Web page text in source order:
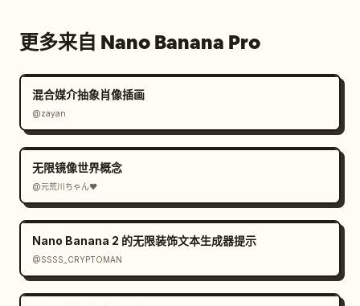
更多来自 Nano Banana Pro
混合媒介抽象肖像插画
@zayan
无限镜像世界概念
@元荒川ちゃん❤
Nano Banana 2 的无限装饰文本生成器提示
@SSSS_CRYPTOMAN